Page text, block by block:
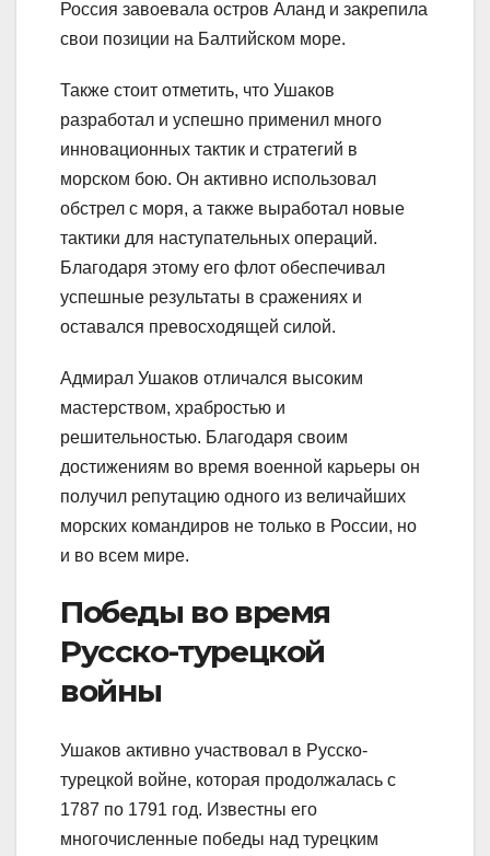
Россия завоевала остров Аланд и закрепила
свои позиции на Балтийском море.
Также стоит отметить, что Ушаков
разработал и успешно применил много
инновационных тактик и стратегий в
морском бою. Он активно использовал
обстрел с моря, а также выработал новые
тактики для наступательных операций.
Благодаря этому его флот обеспечивал
успешные результаты в сражениях и
оставался превосходящей силой.
Адмирал Ушаков отличался высоким
мастерством, храбростью и
решительностью. Благодаря своим
достижениям во время военной карьеры он
получил репутацию одного из величайших
морских командиров не только в России, но
и во всем мире.
Победы во время
Русско-турецкой
войны
Ушаков активно участвовал в Русско-
турецкой войне, которая продолжалась с
1787 по 1791 год. Известны его
многочисленные победы над турецким